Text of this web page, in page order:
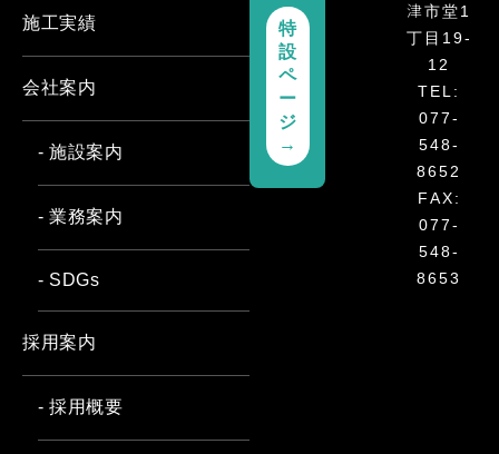
津市堂1
丁目19-
12
TEL:
077-
548-
8652
FAX:
077-
548-
8653
特
設
ペ
ー
ジ
→
施工実績
会社案内
- 施設案内
- 業務案内
- SDGs
採用案内
- 採用概要